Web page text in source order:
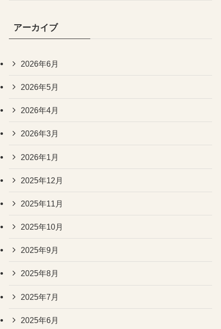
アーカイブ
2026年6月
2026年5月
2026年4月
2026年3月
2026年1月
2025年12月
2025年11月
2025年10月
2025年9月
2025年8月
2025年7月
2025年6月